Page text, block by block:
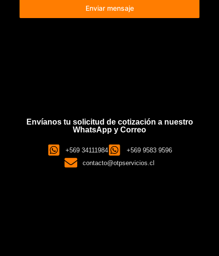
Enviar mensaje
Envíanos tu solicitud de cotización a nuestro
WhatsApp y Correo
+569 34111984
+569 9583 9596
contacto@otpservicios.cl